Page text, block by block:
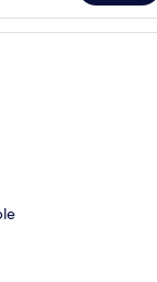
de cama de alta